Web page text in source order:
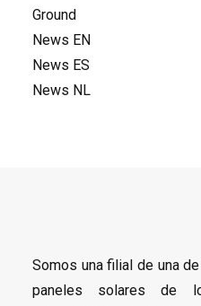
Ground
News EN
News ES
News NL
Somos una filial de una
paneles solares de